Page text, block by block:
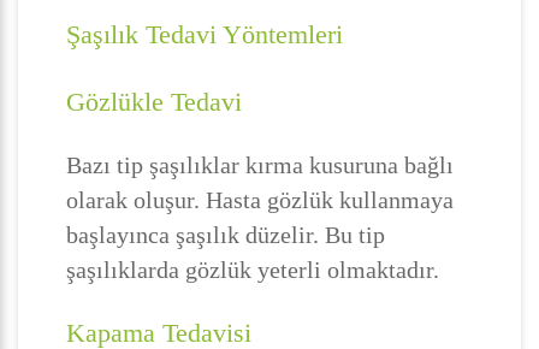
Şaşılık Tedavi Yöntemleri
Gözlükle Tedavi
Bazı tip şaşılıklar kırma kusuruna bağlı
olarak oluşur. Hasta gözlük kullanmaya
başlayınca şaşılık düzelir. Bu tip
şaşılıklarda gözlük yeterli olmaktadır.
Kapama Tedavisi